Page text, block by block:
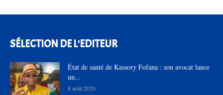
SÉLECTION DE L'EDITEUR
État de santé de Kassory Fofana : son avocat lance
un...
8 août 2026